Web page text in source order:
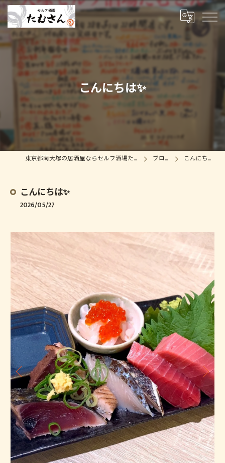
こんにちは✨
東京都南大塚の居酒屋ならセルフ酒場たむさん ブログ こんにちは✨
こんにちは✨
2026/05/27